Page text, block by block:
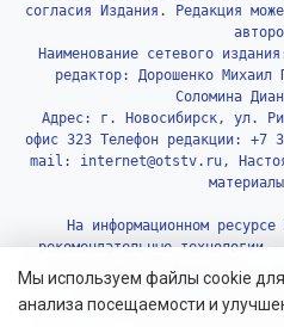
Мы используем файлы cookie
анализа посещаемости и
согласия Издания. Редакция
Наименование сетевого
редактор: Дорошенко
Соломина
Адрес: г. Новосибирск, ул.
офис 323 Телефон редакции:
mail: internet@otstv.ru,
На информационном
рекомендательные технологии
предоставления информации на
и анализа сведений,
пользователей сети